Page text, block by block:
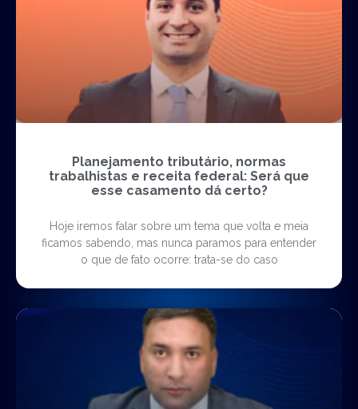
Planejamento tributário, normas
trabalhistas e receita federal: Será que
esse casamento dá certo?
Hoje iremos falar sobre um tema que volta e meia
ficamos sabendo, mas nunca paramos para entender
o que de fato ocorre: trata-se do caso